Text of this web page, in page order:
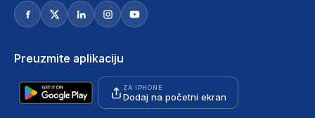
Preuzmite aplikaciju
ZA IPHONE
Dodaj na početni ekran